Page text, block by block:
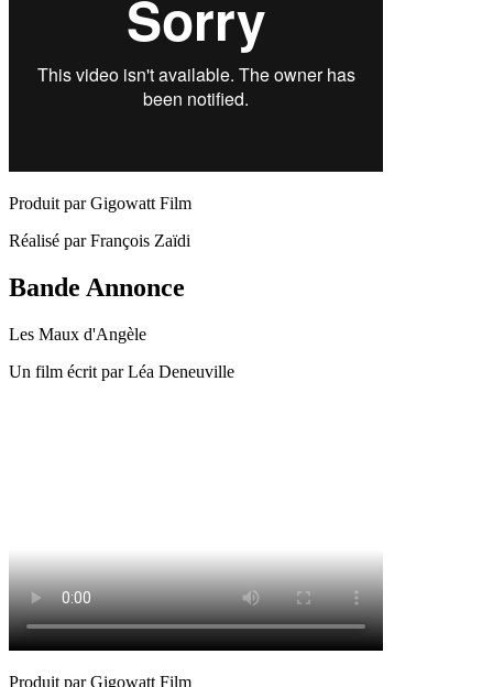
Produit par Gigowatt Film
Réalisé par François Zaïdi
Bande Annonce
Les Maux d'Angèle
Un film écrit par Léa Deneuville
Produit par Gigowatt Film